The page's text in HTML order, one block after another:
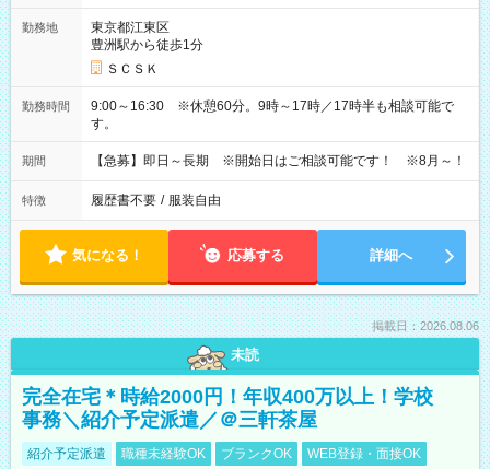
勤務地
東京都江東区
豊洲駅から徒歩1分
ＳＣＳＫ
勤務時間
9:00～16:30 ※休憩60分。9時～17時／17時半も相談可能で
す。
期間 【急募】即日～長期 ※開始日はご相談可能です！ ※8月～！
特徴 履歴書不要 / 服装自由
気になる！ 応募する 詳細へ
掲載日：2026.08.06
未読
完全在宅＊時給2000円！年収400万以上！学校
事務＼紹介予定派遣／＠三軒茶屋
紹介予定派遣 職種未経験OK ブランクOK WEB登録・面接OK